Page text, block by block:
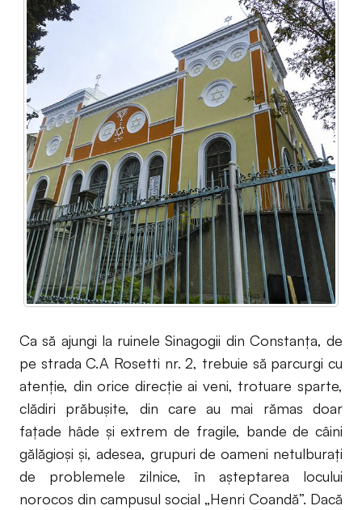
Ca să ajungi la ruinele Sinagogii din Constanţa, de
pe strada C.A Rosetti nr. 2, trebuie să parcurgi cu
atenţie, din orice direcţie ai veni, trotuare sparte,
clădiri prăbuşite, din care au mai rămas doar
faţade hâde şi extrem de fragile, bande de câini
gălăgioşi şi, adesea, grupuri de oameni netulburaţi
de problemele zilnice, în aşteptarea locului
norocos din campusul social „Henri Coandă”. Dacă